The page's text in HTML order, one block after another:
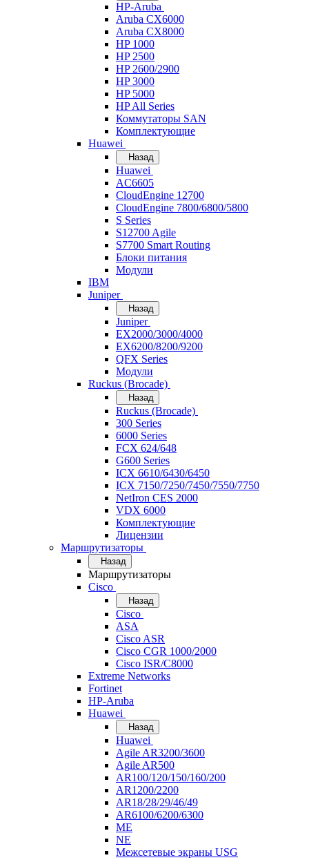
HP-Aruba
Aruba CX6000
Aruba CX8000
HP 1000
HP 2500
HP 2600/2900
HP 3000
HP 5000
HP All Series
Коммутаторы SAN
Комплектующие
Huawei
Назад
Huawei
AC6605
CloudEngine 12700
CloudEngine 7800/6800/5800
S Series
S12700 Agile
S7700 Smart Routing
Блоки питания
Модули
IBM
Juniper
Назад
Juniper
EX2000/3000/4000
EX6200/8200/9200
QFX Series
Модули
Ruckus (Brocade)
Назад
Ruckus (Brocade)
300 Series
6000 Series
FCX 624/648
G600 Series
ICX 6610/6430/6450
ICX 7150/7250/7450/7550/7750
NetIron CES 2000
VDX 6000
Комплектующие
Лицензии
Маршрутизаторы
Назад
Маршрутизаторы
Cisco
Назад
Cisco
ASA
Cisco ASR
Cisco CGR 1000/2000
Cisco ISR/С8000
Extreme Networks
Fortinet
HP-Aruba
Huawei
Назад
Huawei
Agile AR3200/3600
Agile AR500
AR100/120/150/160/200
AR1200/2200
AR18/28/29/46/49
AR6100/6200/6300
ME
NE
Межсетевые экраны USG